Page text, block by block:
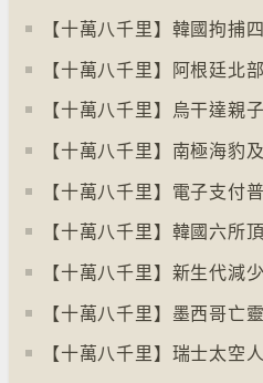
【十萬八千里】烏干達親
【十萬八千里】新生代減